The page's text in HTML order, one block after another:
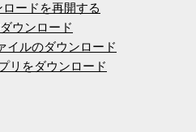
ードを再開する
ウンロード
イルのダウンロード
リをダウンロード